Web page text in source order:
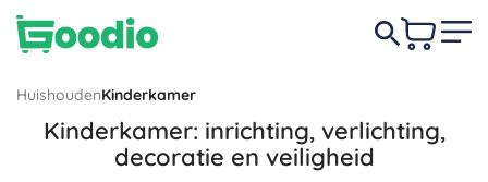
HuishoudenKinderkamer
Kinderkamer: inrichting, verlichting,
decoratie en veiligheid